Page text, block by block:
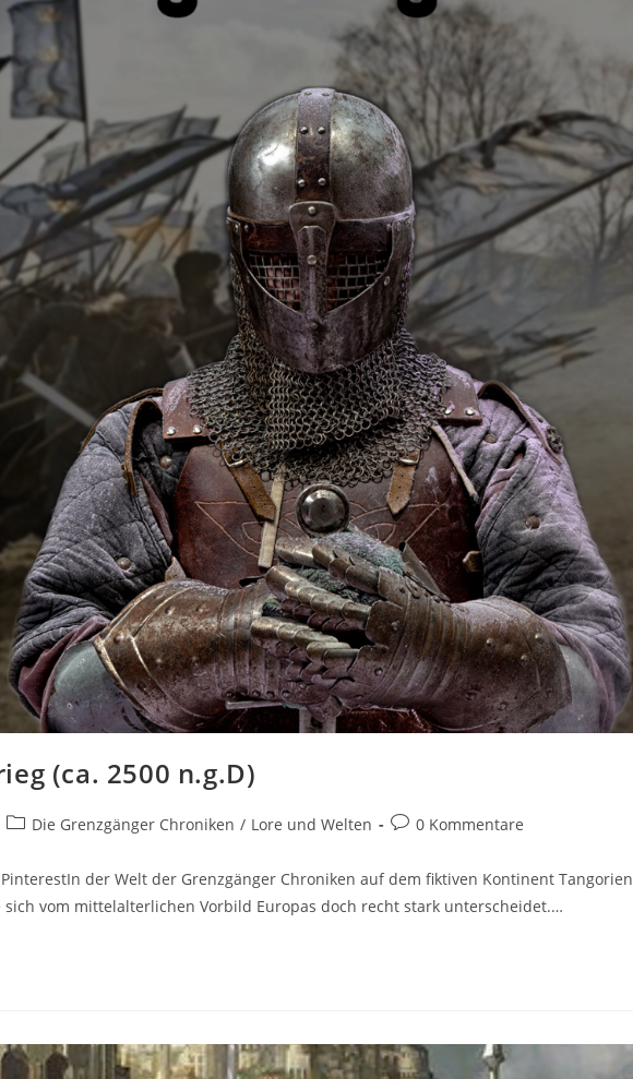
(ca. 2500 n.g.D)
Die Grenzgänger Chroniken / Lore und Welten 0 Kommentare
der Welt der Grenzgänger Chroniken auf dem fiktiven Kontinent Tangorien
vom mittelalterlichen Vorbild Europas doch recht stark unterscheidet.…